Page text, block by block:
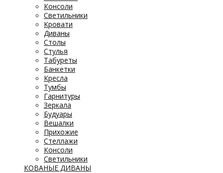
Консоли
Светильники
Кровати
Диваны
Столы
Стулья
Табуреты
Банкетки
Кресла
Тумбы
Гарнитуры
Зеркала
Будуары
Вешалки
Прихожие
Стеллажи
Консоли
Светильники
КОВАНЫЕ ДИВАНЫ